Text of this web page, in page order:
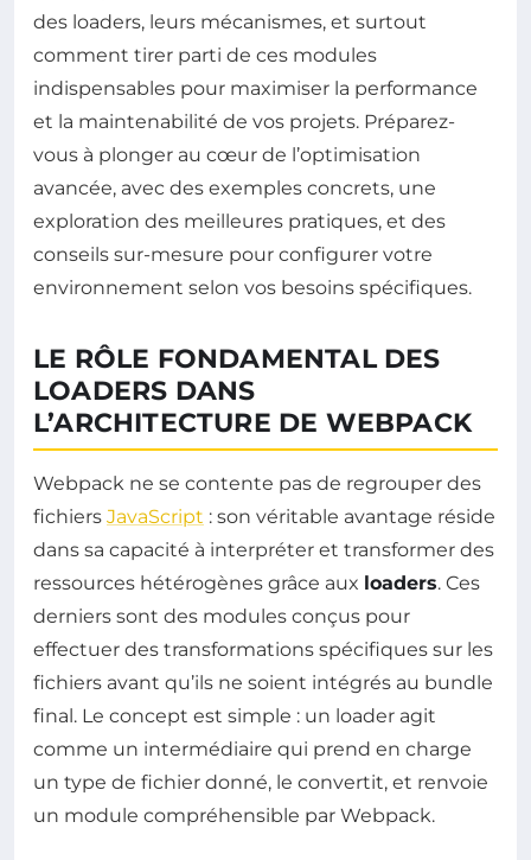
des loaders, leurs mécanismes, et surtout
comment tirer parti de ces modules
indispensables pour maximiser la performance
et la maintenabilité de vos projets. Préparez-
vous à plonger au cœur de l’optimisation
avancée, avec des exemples concrets, une
exploration des meilleures pratiques, et des
conseils sur-mesure pour configurer votre
environnement selon vos besoins spécifiques.
LE RÔLE FONDAMENTAL DES
LOADERS DANS
L’ARCHITECTURE DE WEBPACK
Webpack ne se contente pas de regrouper des
fichiers JavaScript : son véritable avantage réside
dans sa capacité à interpréter et transformer des
ressources hétérogènes grâce aux loaders. Ces
derniers sont des modules conçus pour
effectuer des transformations spécifiques sur les
fichiers avant qu’ils ne soient intégrés au bundle
final. Le concept est simple : un loader agit
comme un intermédiaire qui prend en charge
un type de fichier donné, le convertit, et renvoie
un module compréhensible par Webpack.